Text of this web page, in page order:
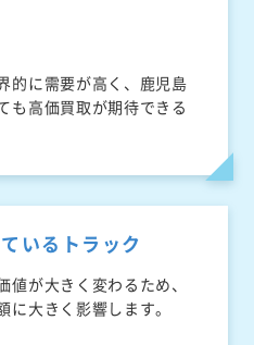
的に需要が高く、鹿児島
も高価買取が期待できる
いるトラック
値が大きく変わるため、
大きく影響します。